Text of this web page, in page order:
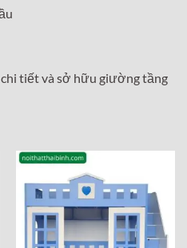
tiết và sở hữu giường tầng